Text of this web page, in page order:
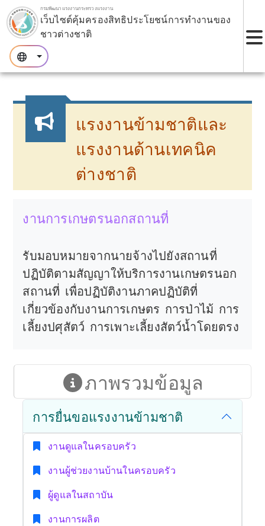
ข้ามไปยังบล็อกหลัก.
กรมพัฒนาแรงงานกระทรวงแรงงาน
เว็บไซต์คุ้มครองสิทธิประโยชน์การทำงานของ
ชาวต่างชาติ
:::
:::
แรงงานข้ามชาติและ
แรงงานด้านเทคนิค
ต่างชาติ
งานการเกษตรนอกสถานที่
รับมอบหมายจากนายจ้างไปยังสถานที่
ปฏิบัติตามสัญญาให้บริการงานเกษตรนอก
สถานที่ เพื่อปฏิบัติงานภาคปฏิบัติที่
เกี่ยวข้องกับงานการเกษตร การป่าไม้ การ
เลี้ยงปศุสัตว์ การเพาะเลี้ยงสัตว์น้ำโดยตรง
ภาพรวมข้อมูล
การยื่นขอแรงงานข้ามชาติ
งานดูแลในครอบครัว
งานผู้ช่วยงานบ้านในครอบครัว
ผู้ดูแลในสถาบัน
งานการผลิต